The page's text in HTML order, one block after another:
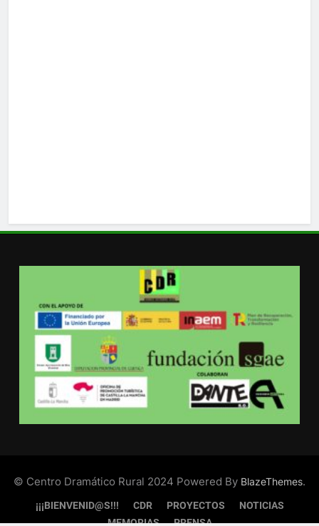
© Centro Dramático Rural 2024 Powered By BlazeThemes.
¡¡¡BIENVENID@S!!! CDR PROYECTOS
NOTICIAS
MEMORIAS
PRENSA